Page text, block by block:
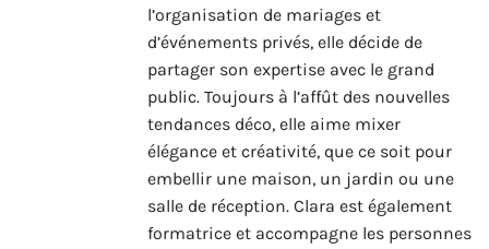
l’organisation de mariages et
d’événements privés, elle décide de
partager son expertise avec le grand
public. Toujours à l’affût des nouvelles
tendances déco, elle aime mixer
élégance et créativité, que ce soit pour
embellir une maison, un jardin ou une
salle de réception. Clara est également
formatrice et accompagne les personnes